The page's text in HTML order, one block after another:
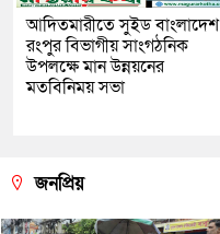
আদিতমারীতে সুইড বাংলাদেশ
রংপুর বিভাগীয় সাংগঠনিক
উপলক্ষে মান উন্নয়নের
মতবিনিময় সভা
জনপ্রিয়